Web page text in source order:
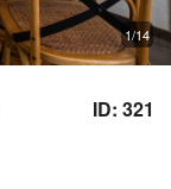
1/14
ID: 321